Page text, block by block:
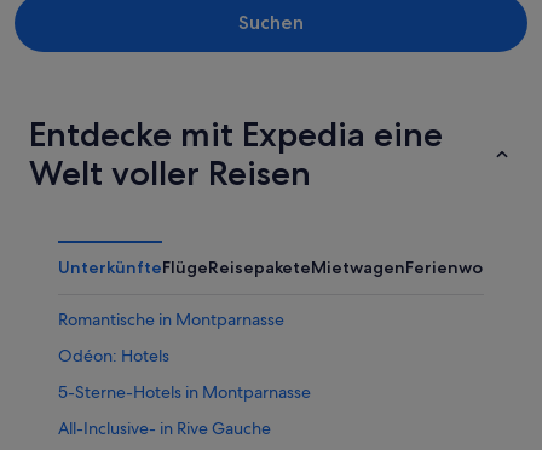
Suchen
Entdecke mit Expedia eine
Welt voller Reisen
UnterkünfteFlügeReisepaketeMietwagen
Romantische in Montparnasse
Odéon: Hotels
5-Sterne-Hotels in Montparnasse
All-Inclusive- in Rive Gauche